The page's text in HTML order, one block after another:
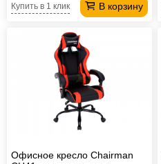
В корзину
Купить в 1 клик
Офисное кресло Chairman